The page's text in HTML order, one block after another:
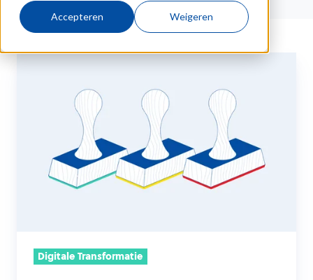
Accepteren Weigeren
Automatisch
Microsoft
sensitivity
Digitale Transformatie